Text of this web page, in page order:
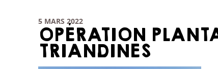
5 MARS 2022
OPÉRATION
TRIANDINES